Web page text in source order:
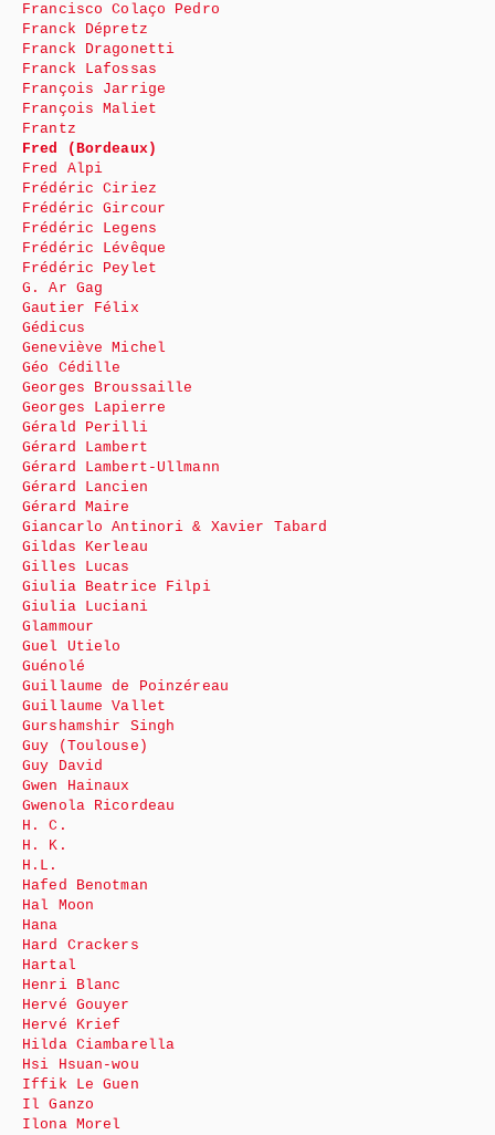
Francisco Colaço Pedro
Franck Dépretz
Franck Dragonetti
Franck Lafossas
François Jarrige
François Maliet
Frantz
Fred (Bordeaux)
Fred Alpi
Frédéric Ciriez
Frédéric Gircour
Frédéric Legens
Frédéric Lévêque
Frédéric Peylet
G. Ar Gag
Gautier Félix
Gédicus
Geneviève Michel
Géo Cédille
Georges Broussaille
Georges Lapierre
Gérald Perilli
Gérard Lambert
Gérard Lambert-Ullmann
Gérard Lancien
Gérard Maire
Giancarlo Antinori & Xavier Tabard
Gildas Kerleau
Gilles Lucas
Giulia Beatrice Filpi
Giulia Luciani
Glammour
Guel Utielo
Guénolé
Guillaume de Poinzéreau
Guillaume Vallet
Gurshamshir Singh
Guy (Toulouse)
Guy David
Gwen Hainaux
Gwenola Ricordeau
H. C.
H. K.
H.L.
Hafed Benotman
Hal Moon
Hana
Hard Crackers
Hartal
Henri Blanc
Hervé Gouyer
Hervé Krief
Hilda Ciambarella
Hsi Hsuan-wou
Iffik Le Guen
Il Ganzo
Ilona Morel